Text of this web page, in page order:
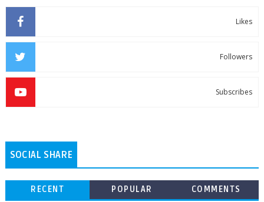
Likes
Followers
Subscribes
SOCIAL SHARE
RECENT POPULAR COMMENTS